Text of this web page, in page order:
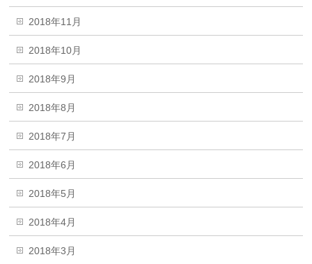
2018年11月
2018年10月
2018年9月
2018年8月
2018年7月
2018年6月
2018年5月
2018年4月
2018年3月